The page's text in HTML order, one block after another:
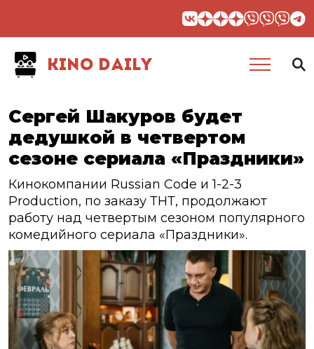
KINO DAILY
Сергей Шакуров будет
дедушкой в четвертом
сезоне сериала «Праздники»
Кинокомпании Russian Code и 1-2-3
Production, по заказу ТНТ, продолжают
работу над четвертым сезоном популярного
комедийного сериала «Праздники».